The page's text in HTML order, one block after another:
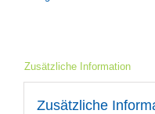
Zusätzliche Information
Zusätzliche